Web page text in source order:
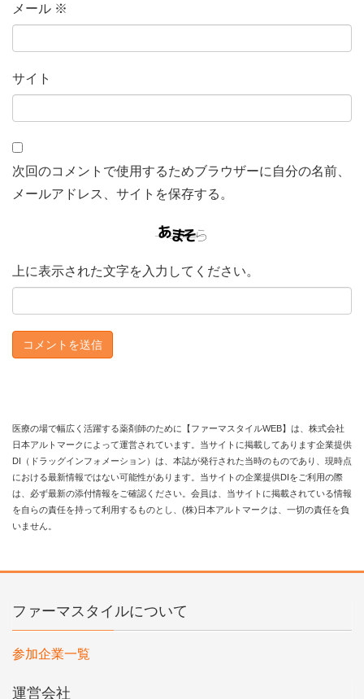
メール ※
サイト
次回のコメントで使用するためブラウザーに自分の名前、
メールアドレス、サイトを保存する。
上に表示された文字を入力してください。
医療の場で幅広く活躍する薬剤師のために【ファーマスタイルWEB】は、株式会社
日本アルトマークによって運営されています。当サイトに掲載してあります企業提供
DI（ドラッグインフォメーション）は、本誌が発行された当時のものであり、現時点
における最新情報ではない可能性があります。当サイトの企業提供DIをご利用の際
は、必ず最新の添付情報をご確認ください。会員は、当サイトに掲載されている情報
を自らの責任を持って利用するものとし、(株)日本アルトマークは、一切の責任を負
いません。
ファーマスタイルについて
参加企業一覧
運営会社